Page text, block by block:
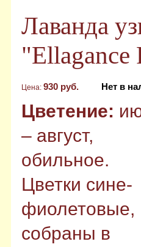
Лаванда
"Ellagance
Цена: 930 руб. Нет в
Цветение:
– август,
обильное.
Цветки сине-
фиолетовые,
собраны в